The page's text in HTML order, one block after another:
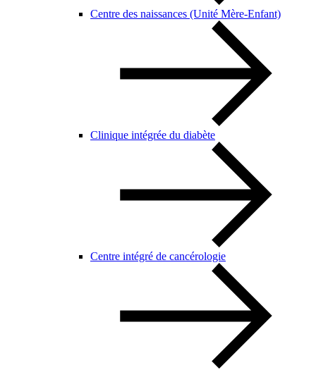
Centre des naissances (Unité Mère-Enfant)
Clinique intégrée du diabète
Centre intégré de cancérologie